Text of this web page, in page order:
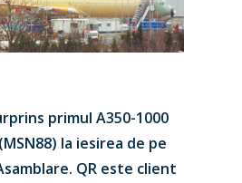
primul A350-1000
la iesirea de pe
QR este client